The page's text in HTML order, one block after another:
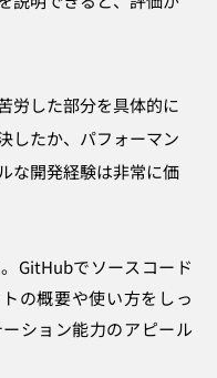
労した部分を具体的に
したか、パフォーマン
な開発経験は非常に価
GitHubでソースコード
の概要や使い方をしっ
ション能力のアピール